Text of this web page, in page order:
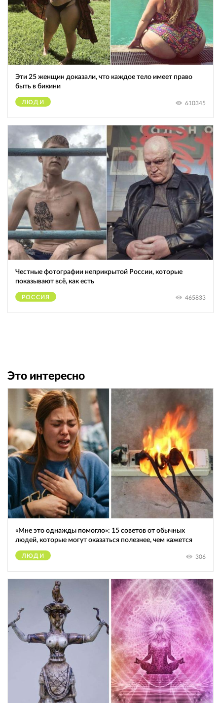
Эти 25 женщин доказали, что каждое тело имеет право
быть в бикини
ЛЮДИ 610345
Честные фотографии неприкрытой России, которые
показывают всё, как есть
РОССИЯ 465833
Это интересно
«Мне это однажды помогло»: 15 советов от обычных
людей, которые могут оказаться полезнее, чем кажется
ЛЮДИ 306